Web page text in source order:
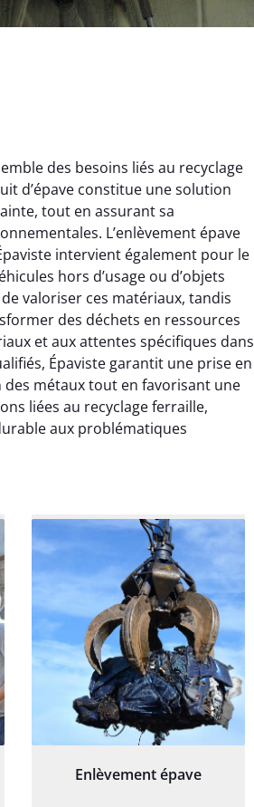
des besoins liés au recyclage
d’épave constitue une solution
tout en assurant sa
L’enlèvement épave
intervient également pour le
hors d’usage ou d’objets
valoriser ces matériaux, tandis
des déchets en ressources
et aux attentes spécifiques dans
Épaviste garantit une prise en
des métaux tout en favorisant une
liées au recyclage ferraille,
aux problématiques
Enlèvement épave
Jérôme Meunier
21 octobre 2024
Service de recyclage efficace
et écologique. Enlèvement
rapide de ma vieille
chaudière et démarche
transparente. Je